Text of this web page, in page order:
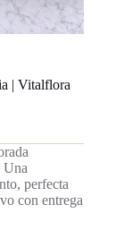
| Vitalflora
Una
perfecta
con entrega